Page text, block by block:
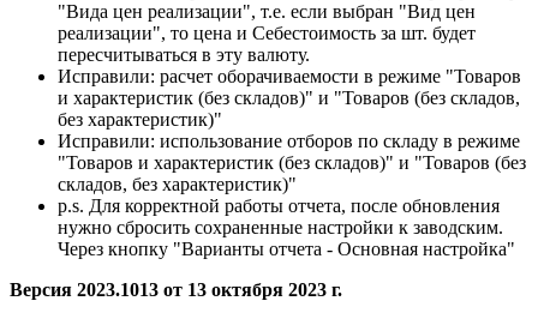
"Вида цен реализации", т.е. если выбран "Вид цен
реализации", то цена и Себестоимость за шт. будет
пересчитываться в эту валюту.
Исправили: расчет оборачиваемости в режиме "Товаров
и характеристик (без складов)" и "Товаров (без складов,
без характеристик)"
Исправили: использование отборов по складу в режиме
"Товаров и характеристик (без складов)" и "Товаров (без
складов, без характеристик)"
p.s. Для корректной работы отчета, после обновления
нужно сбросить сохраненные настройки к заводским.
Через кнопку "Варианты отчета - Основная настройка"
Версия 2023.1013 от 13 октября 2023 г.